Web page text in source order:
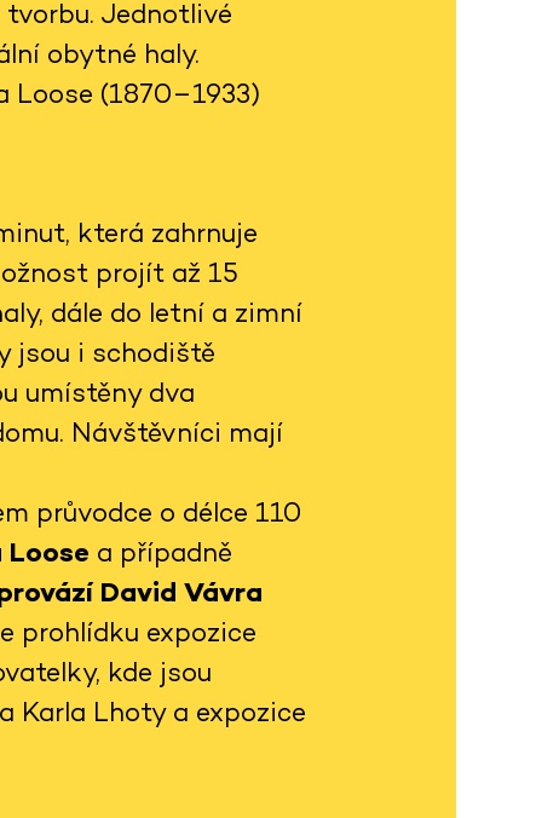
Jednotlivé
obytné haly.
Loose (1870–1933)
která zahrnuje
projít až 15
dále do letní a zimní
jsou i schodiště
umístěny dva
Návštěvníci mají
průvodce o délce 110
a případně
David Vávra
prohlídku expozice
kde jsou
Karla Lhoty a expozice